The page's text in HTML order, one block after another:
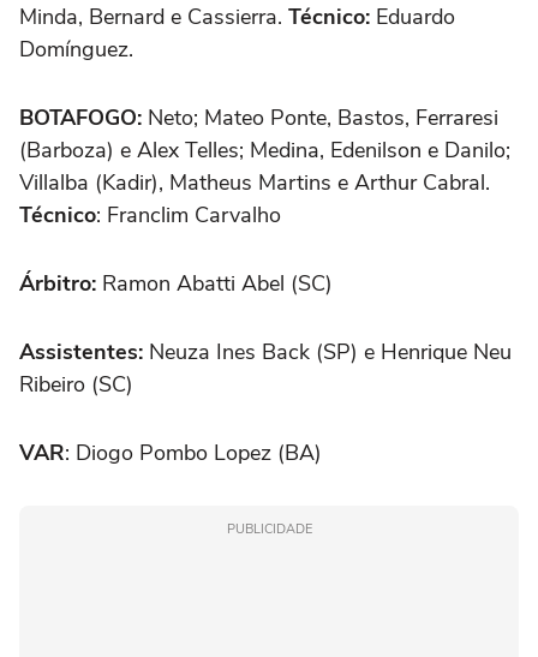
Minda, Bernard e Cassierra. Técnico: Eduardo
Domínguez.
BOTAFOGO: Neto; Mateo Ponte, Bastos, Ferraresi
(Barboza) e Alex Telles; Medina, Edenilson e Danilo;
Villalba (Kadir), Matheus Martins e Arthur Cabral.
Técnico: Franclim Carvalho
Árbitro: Ramon Abatti Abel (SC)
Assistentes: Neuza Ines Back (SP) e Henrique Neu
Ribeiro (SC)
VAR: Diogo Pombo Lopez (BA)
PUBLICIDADE